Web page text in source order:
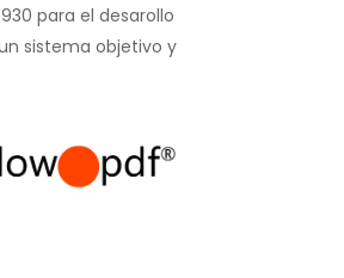
para el desarollo
sistema objetivo y